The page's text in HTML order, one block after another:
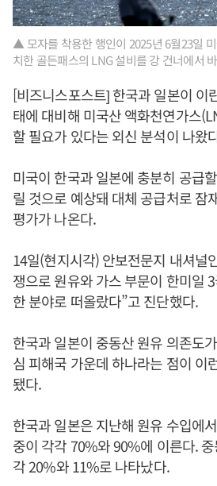
▲ 모자를 착용한 행인이 2025년 6월23일
치한 골든패스의 LNG 설비를 강 건너에서
[비즈니스포스트] 한국과 일본이 이
태에 대비해 미국산 액화천연가스
할 필요가 있다는 외신 분석이 나왔
미국이 한국과 일본에 충분히 공급
릴 것으로 예상돼 대체 공급처로 잠
평가가 나온다.
14일(현지시각) 안보전문지 내셔널
쟁으로 원유와 가스 부문이 한미일
한 분야로 떠올랐다”고 진단했다.
한국과 일본이 중동산 원유 의존도
심 피해국 가운데 하나라는 점이 이
됐다.
한국과 일본은 지난해 원유 수입에
중이 각각 70%와 90%에 이른다.
각 20%와 11%로 나타났다.